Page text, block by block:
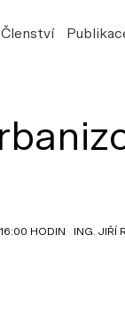
Členství
HODIN ING. JIŘÍ